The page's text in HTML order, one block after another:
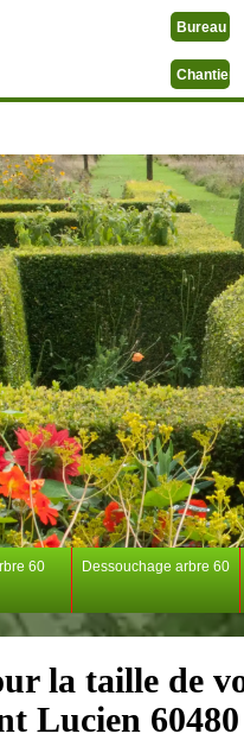
Bureau
Chantier
60 Dessouchage arbre 60
la taille de
Lucien 60480